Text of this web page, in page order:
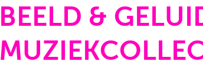
BEELD &